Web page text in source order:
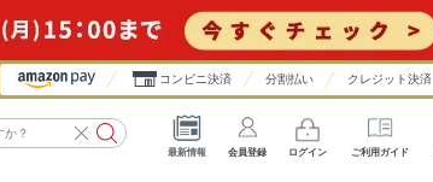
コンビニ決済 分割払い クレジット決済
最新情報 会員登録 ログイン ご利用ガイド